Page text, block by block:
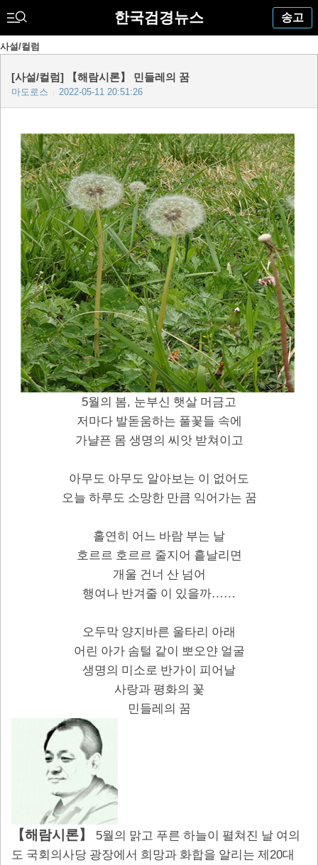
한국검경뉴스 송고
사설/컬럼
[사설/컬럼] 【해람시론】 민들레의 꿈
마도로스 2022-05-11 20:51:26
5월의 봄, 눈부신 햇살 머금고
저마다 발돋움하는 풀꽃들 속에
가냘픈 몸 생명의 씨앗 받쳐이고
아무도 아무도 알아보는 이 없어도
오늘 하루도 소망한 만큼 익어가는 꿈
홀연히 어느 바람 부는 날
호르르 호르르 줄지어 흩날리면
개울 건너 산 넘어
행여나 반겨줄 이 있을까……
오두막 양지바른 울타리 아래
어린 아가 솜털 같이 뽀오얀 얼굴
생명의 미소로 반가이 피어날
사랑과 평화의 꽃
민들레의 꿈
【해람시론】 5월의 맑고 푸른 하늘이 펼쳐진 날 여의
도 국회의사당 광장에서 희망과 화합을 알리는 제20대